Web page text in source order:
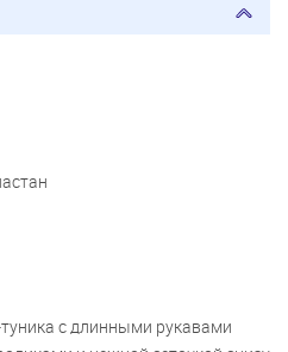
с длинными рукавами